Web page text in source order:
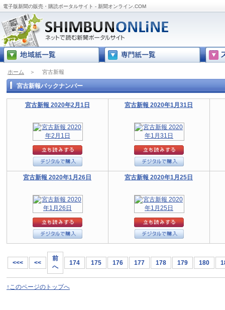
電子版新聞の販売・購読ポータルサイト - 新聞オンライン.COM
ホーム ＞ 宮古新報
宮古新報バックナンバー
宮古新報 2020年2月1日 宮古新報 2020年1月31日
宮古新報 2020年1月26日 宮古新報 2020年1月25日
<<< <<
前
へ
174 175 176 177 178 179 180
↑このページのトップへ